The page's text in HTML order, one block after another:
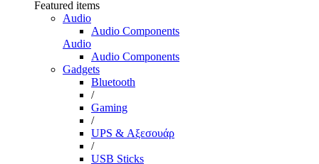
Featured items
Audio
Audio Components
Audio
Audio Components
Gadgets
Bluetooth
/
Gaming
/
UPS & Αξεσουάρ
/
USB Sticks